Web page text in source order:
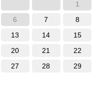
1
6 7
8
13 14
15
20 21
22
27 28
29